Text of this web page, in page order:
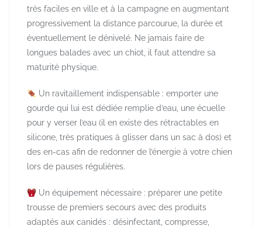
très faciles en ville et à la campagne en augmentant
progressivement la distance parcourue, la durée et
éventuellement le dénivelé. Ne jamais faire de
longues balades avec un chiot, il faut attendre sa
maturité physique.
Un ravitaillement indispensable : emporter une
gourde qui lui est dédiée remplie d’eau, une écuelle
pour y verser l’eau (il en existe des rétractables en
silicone, très pratiques à glisser dans un sac à dos) et
des en-cas afin de redonner de l’énergie à votre chien
lors de pauses régulières.
Un équipement nécessaire : préparer une petite
trousse de premiers secours avec des produits
adaptés aux canidés : désinfectant, compresse,